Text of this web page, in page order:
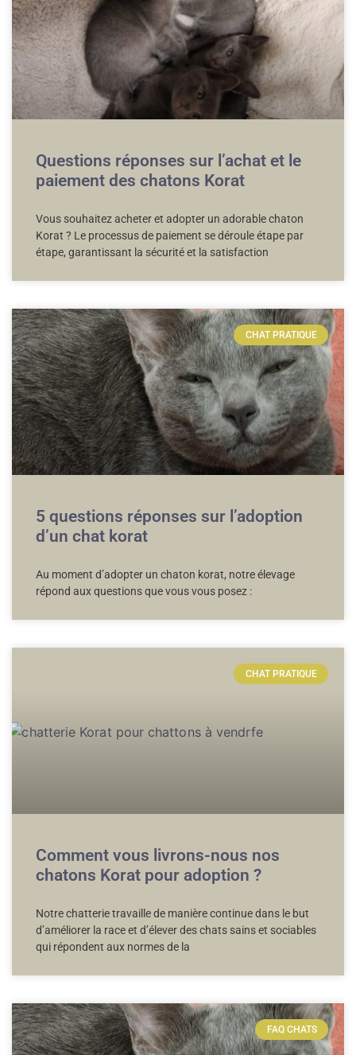
Questions réponses sur l’achat et le
paiement des chatons Korat
Vous souhaitez acheter et adopter un adorable chaton
Korat ? Le processus de paiement se déroule étape par
étape, garantissant la sécurité et la satisfaction
CHAT PRATIQUE
5 questions réponses sur l’adoption
d’un chat korat
Au moment d’adopter un chaton korat, notre élevage
répond aux questions que vous vous posez :
CHAT PRATIQUE
Comment vous livrons-nous nos
chatons Korat pour adoption ?
Notre chatterie travaille de manière continue dans le but
d’améliorer la race et d’élever des chats sains et sociables
qui répondent aux normes de la
FAQ CHATS